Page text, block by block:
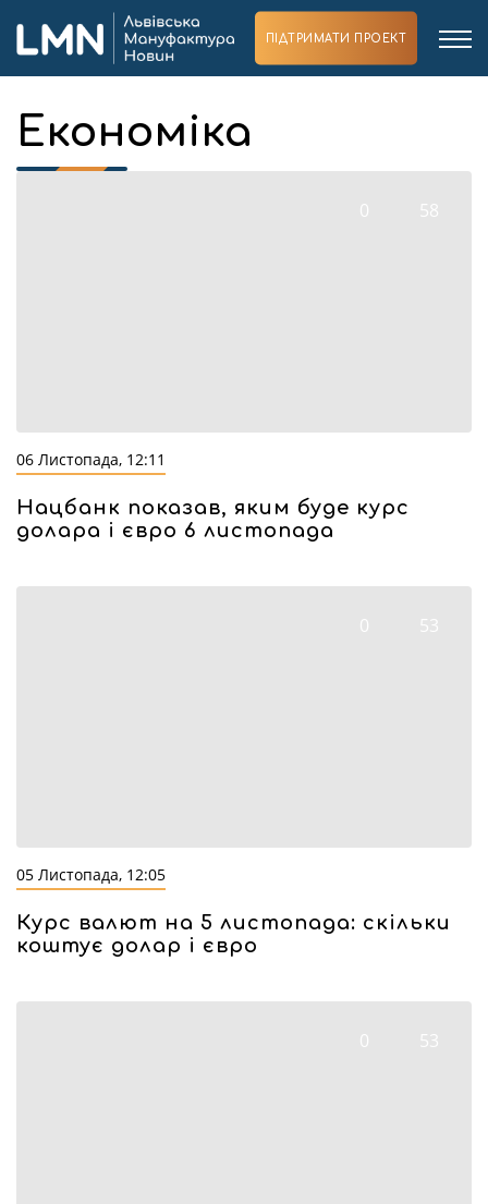
ПІДТРИМАТИ ПРОЕКТ
Економіка
0 58
06 Листопада, 12:11
Нацбанк показав, яким буде курс
долара і євро 6 листопада
0 53
05 Листопада, 12:05
Курс валют на 5 листопада: скільки
коштує долар і євро
0 53